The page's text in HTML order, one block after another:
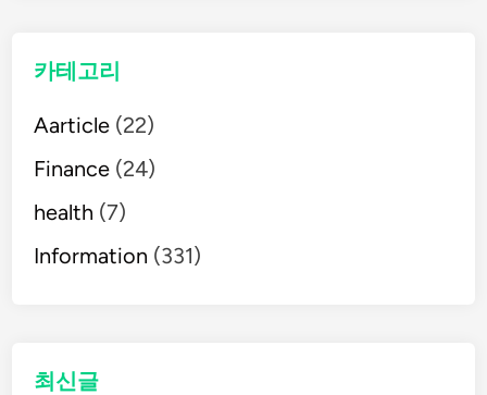
카테고리
Aarticle (22)
Finance (24)
health (7)
Information (331)
최신글